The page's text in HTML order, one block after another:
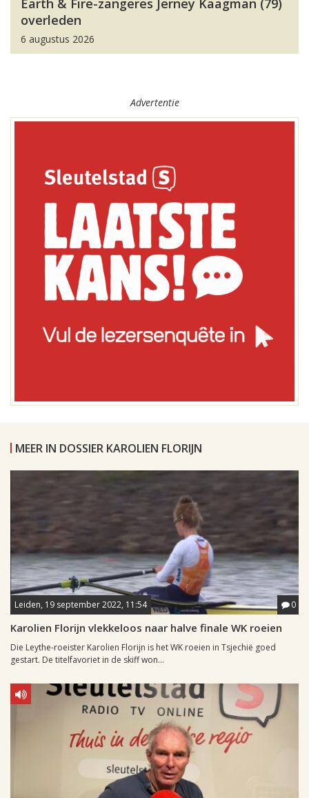
Earth & Fire-zangeres Jerney Kaagman (79)
overleden
6 augustus 2026
Advertentie
MEER IN DOSSIER KAROLIEN FLORIJN
Leiden, 19 september 2022, 11:54 0
Karolien Florijn vlekkeloos naar halve finale WK roeien
Die Leythe-roeister Karolien Florijn is het WK roeien in Tsjechië goed
gestart. De titelfavoriet in de skiff won...